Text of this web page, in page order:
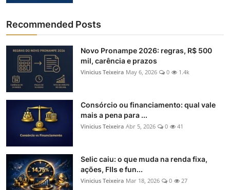
Recommended Posts
Novo Pronampe 2026: regras, R$ 500
mil, carência e prazos
Vinicius Teixeira May 6, 2026 0 1.4k
Consórcio ou financiamento: qual vale
mais a pena para ...
Vinicius Teixeira Abr 5, 2026 0 41
Selic caiu: o que muda na renda fixa,
ações, FIIs e fun...
Vinicius Teixeira Mar 18, 2026 0 27